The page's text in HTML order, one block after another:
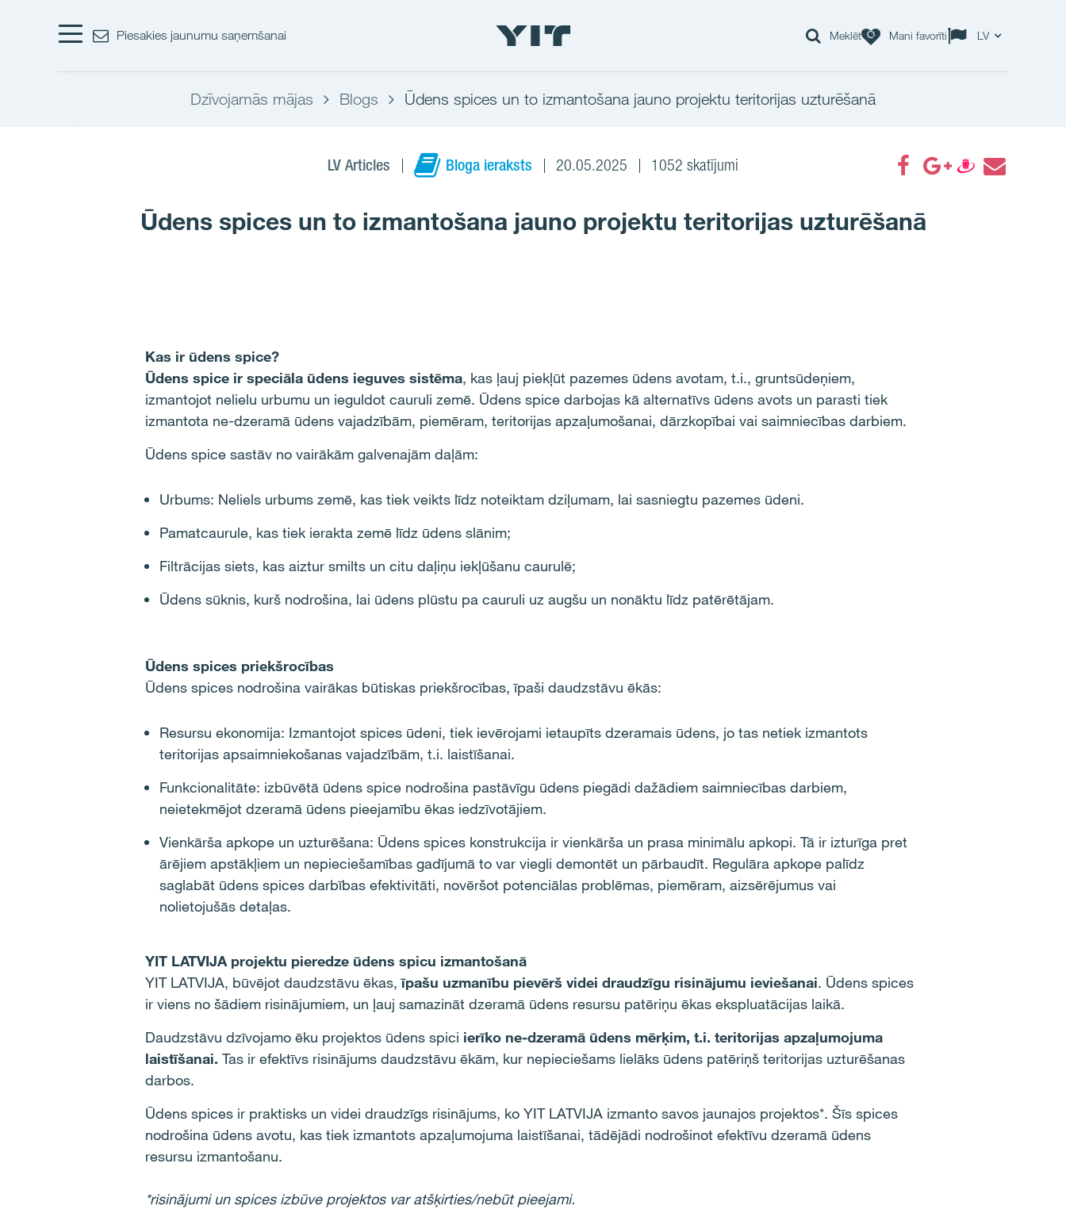
Piesakies jaunumu saņemšanai Meklēt Mani favorīti LV
Dzīvojamās mājas Blogs Ūdens spices un to izmantošana jauno projektu teritorijas uzturēšanā
LV Articles Bloga ieraksts 20.05.2025 1052 skatījumi
Ūdens spices un to izmantošana jauno projektu teritorijas uzturēšanā
Kas ir ūdens spice?
Ūdens spice ir speciāla ūdens ieguves sistēma, kas ļauj piekļūt pazemes ūdens avotam, t.i., gruntsūdeņiem,
izmantojot nelielu urbumu un ieguldot cauruli zemē. Ūdens spice darbojas kā alternatīvs ūdens avots un parasti tiek
izmantota ne-dzeramā ūdens vajadzībām, piemēram, teritorijas apzaļumošanai, dārzkopībai vai saimniecības darbiem.
Ūdens spice sastāv no vairākām galvenajām daļām:
Urbums: Neliels urbums zemē, kas tiek veikts līdz noteiktam dziļumam, lai sasniegtu pazemes ūdeni.
Pamatcaurule, kas tiek ierakta zemē līdz ūdens slānim;
Filtrācijas siets, kas aiztur smilts un citu daļiņu iekļūšanu caurulē;
Ūdens sūknis, kurš nodrošina, lai ūdens plūstu pa cauruli uz augšu un nonāktu līdz patērētājam.
Ūdens spices priekšrocības
Ūdens spices nodrošina vairākas būtiskas priekšrocības, īpaši daudzstāvu ēkās:
Resursu ekonomija: Izmantojot spices ūdeni, tiek ievērojami ietaupīts dzeramais ūdens, jo tas netiek izmantots
teritorijas apsaimniekošanas vajadzībām, t.i. laistīšanai.
Funkcionalitāte: izbūvētā ūdens spice nodrošina pastāvīgu ūdens piegādi dažādiem saimniecības darbiem,
neietekmējot dzeramā ūdens pieejamību ēkas iedzīvotājiem.
Vienkārša apkope un uzturēšana: Ūdens spices konstrukcija ir vienkārša un prasa minimālu apkopi. Tā ir izturīga pret
ārējiem apstākļiem un nepieciešamības gadījumā to var viegli demontēt un pārbaudīt. Regulāra apkope palīdz
saglabāt ūdens spices darbības efektivitāti, novēršot potenciālas problēmas, piemēram, aizsērējumus vai
nolietojušās detaļas.
YIT LATVIJA projektu pieredze ūdens spicu izmantošanā
YIT LATVIJA, būvējot daudzstāvu ēkas,īpašu uzmanību pievērš videi draudzīgu risinājumu ieviešanai. Ūdens spices
ir viens no šādiem risinājumiem, un ļauj samazināt dzeramā ūdens resursu patēriņu ēkas ekspluatācijas laikā.
Daudzstāvu dzīvojamo ēku projektos ūdens spici ierīko ne-dzeramā ūdens mērķim, t.i. teritorijas apzaļumojuma
laistīšanai. Tas ir efektīvs risinājums daudzstāvu ēkām, kur nepieciešams lielāks ūdens patēriņš teritorijas uzturēšanas
darbos.
Ūdens spices ir praktisks un videi draudzīgs risinājums, ko YIT LATVIJA izmanto savos jaunajos projektos*. Šīs spices
nodrošina ūdens avotu, kas tiek izmantots apzaļumojuma laistīšanai, tādējādi nodrošinot efektīvu dzeramā ūdens
resursu izmantošanu.
*risinājumi un spices izbūve projektos var atšķirties/nebūt pieejami.